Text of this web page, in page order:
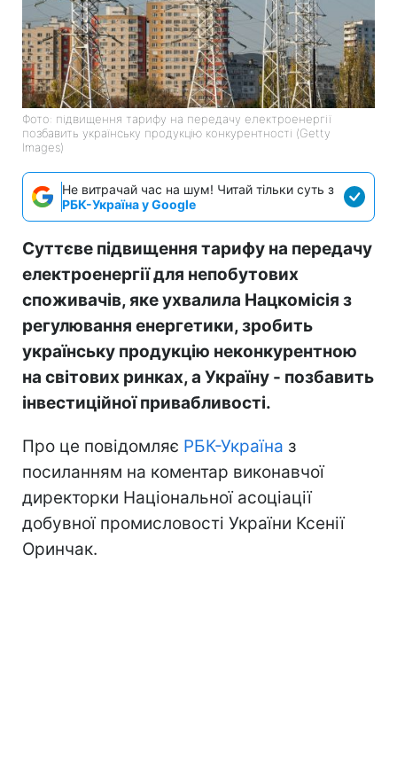
Фото: підвищення тарифу на передачу електроенергії
позбавить українську продукцію конкурентності (Getty
Images)
Не витрачай час на шум! Читай тільки суть з
РБК-Україна у Google
Суттєве підвищення тарифу на передачу
електроенергії для непобутових
споживачів, яке ухвалила Нацкомісія з
регулювання енергетики, зробить
українську продукцію неконкурентною
на світових ринках, а Україну - позбавить
інвестиційної привабливості.
Про це повідомляє РБК-Україна з
посиланням на коментар виконавчої
директорки Національної асоціації
добувної промисловості України Ксенії
Оринчак.